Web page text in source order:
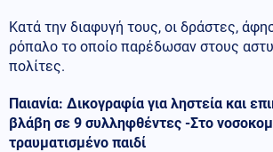
Κατά την διαφυγή τους, οι δράστες,
ρόπαλο το οποίο παρέδωσαν στους
πολίτες.
Παιανία: Δικογραφία για ληστεία και
βλάβη σε 9 συλληφθέντες -Στο
τραυματισμένο παιδί